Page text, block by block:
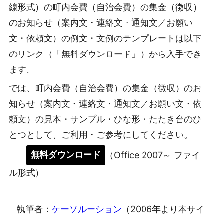
線形式）の町内会費（自治会費）の集金（徴収）
のお知らせ（案内文・連絡文・通知文／お願い
文・依頼文）の例文・文例のテンプレートは以下
のリンク（「無料ダウンロード」）から入手でき
ます。
では、町内会費（自治会費）の集金（徴収）のお
知らせ（案内文・連絡文・通知文／お願い文・依
頼文）の見本・サンプル・ひな形・たたき台のひ
とつとして、ご利用・ご参考にしてください。
無料ダウンロード
（Office 2007～ ファイ
ル形式）
執筆者： ケーソルーション （2006年より本サイ